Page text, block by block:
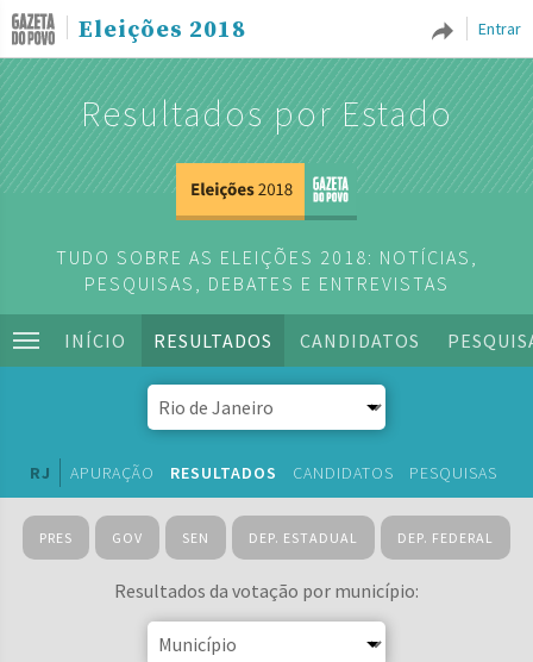
Entrar
Eleições 2018
Resultados por Estado
TUDO SOBRE AS ELEIÇÕES 2018: NOTÍCIAS,
PESQUISAS, DEBATES E ENTREVISTAS
INÍCIO RESULTADOS CANDIDATOS
RJ APURAÇÃO RESULTADOS CANDIDATOS PESQUISAS
PRES GOV SEN DEP. ESTADUAL DEP. FEDERAL
Resultados da votação por município: